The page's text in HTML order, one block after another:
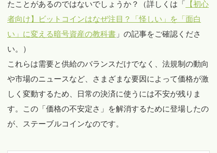
たことがあるのではないでしょうか？（詳しくは「
【初心
者向け】ビットコインはなぜ注目？「怪しい」を「面白
い」に変える暗号資産の教科書 」の記事をご確認くださ
い。）
これらは需要と供給のバランスだけでなく、法規制の動向
や市場のニュースなど、さまざまな要因によって価格が激
しく変動するため、日常の決済に使うには不安が残りま
す。この「価格の不安定さ」を解消するために登場したの
が、ステーブルコインなのです。